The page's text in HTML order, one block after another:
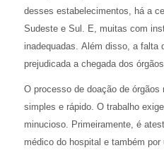
desses estabelecimentos, há a
Sudeste e Sul. E, muitas com
inadequadas. Além disso, a falta
prejudicada a chegada dos
O processo de doação de órgãos
simples e rápido. O trabalho
minucioso. Primeiramente, é
médico do hospital e também por